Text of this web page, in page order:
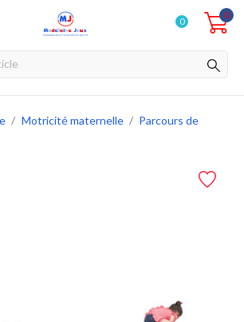
0
0
Motricité maternelle Parcours de